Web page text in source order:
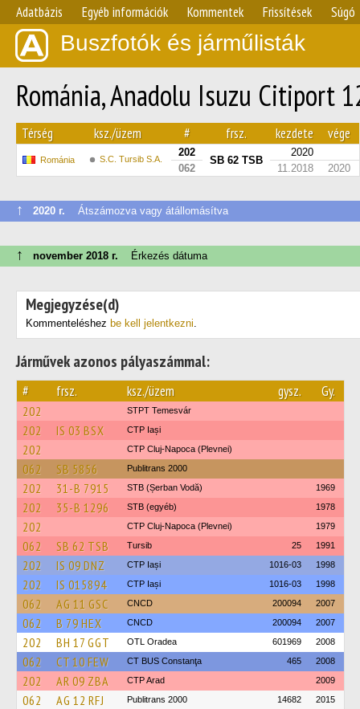
Adatbázis Egyéb információk Kommentek Frissítések Súgó
Buszfotók és járműlisták
Románia, Anadolu Isuzu Citiport
Térség ksz./üzem # frsz. kezdete vége
Románia S.C. Tursib S.A.
202
SB 62 TSB
2020
062
11.2018 2020
↑ 2020 г. Átszámozva vagy átállomásítva
↑ november 2018 г. Érkezés dátuma
Megjegyzése(d)
Kommenteléshez be kell jelentkezni.
Járművek azonos pályaszámmal:
# frsz. ksz./üzem gysz. Gy.
202 STPT Temesvár
202 IS 03 BSX CTP Iași
202 CTP Cluj-Napoca (Plevnei)
062 SB 5856 Publitrans 2000
202 31-B 7915 STB (Șerban Vodă) 1969
202 35-B 1296 STB (egyéb) 1978
202 CTP Cluj-Napoca (Plevnei) 1979
062 SB 62 TSB Tursib 25 1991
202 IS 09 DNZ CTP Iași 1016-03 1998
202 IS 015894 CTP Iași 1016-03 1998
062 AG 11 GSC CNCD 200094 2007
062 B 79 HEX CNCD 200094 2007
202 BH 17 GGT OTL Oradea 601969 2008
062 CT 10 FEW CT BUS Constanţa 465 2008
202 AR 09 ZBA CTP Arad 2009
062 AG 12 RFJ Publitrans 2000 14682 2015